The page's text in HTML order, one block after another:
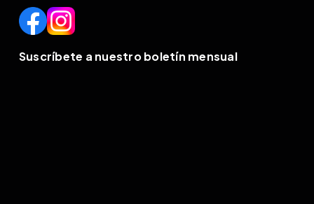
Suscríbete a nuestro boletín mensual